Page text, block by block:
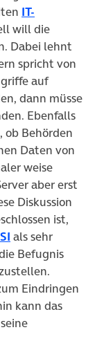
IT-
will die
Dabei lehnt
spricht von
auf
dann müsse
Ebenfalls
ob Behörden
Daten von
weise
aber erst
Diskussion
ist,
(öffnet in
als sehr
Befugnis
Eindringen
kann das